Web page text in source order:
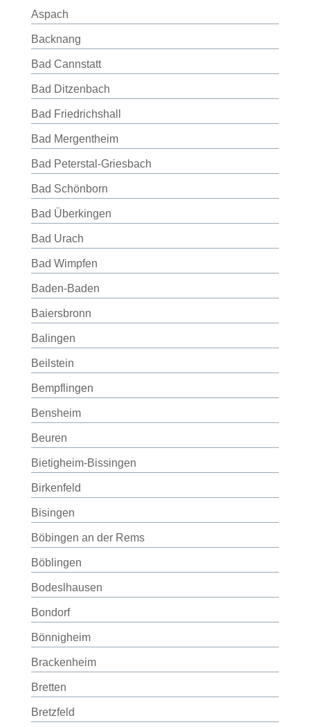
Aspach
Backnang
Bad Cannstatt
Bad Ditzenbach
Bad Friedrichshall
Bad Mergentheim
Bad Peterstal-Griesbach
Bad Schönborn
Bad Überkingen
Bad Urach
Bad Wimpfen
Baden-Baden
Baiersbronn
Balingen
Beilstein
Bempflingen
Bensheim
Beuren
Bietigheim-Bissingen
Birkenfeld
Bisingen
Böbingen an der Rems
Böblingen
Bodeslhausen
Bondorf
Bönnigheim
Brackenheim
Bretten
Bretzfeld